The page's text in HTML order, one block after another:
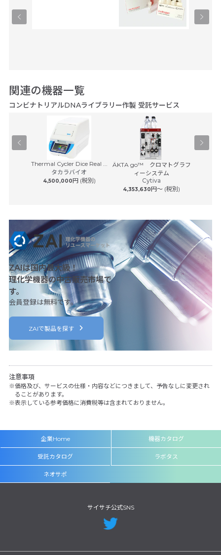
関連の機器一覧
コンビナトリアルDNAライブラリー作製 受託サービス
Thermal Cycler Dice Real ...
タカラバイオ
4,500,000円 (税別)
ÄKTA go™ クロマトグラフ
ィーシステム
Cytiva
4,353,630円〜 (税別)
ZAIは国内最大級！
理化学機器の中古販売市場で
す。
会員登録は無料です。
ZAIで製品を探す
注意事項
価格及び、サービスの仕様・内容などにつきまして、予告なしに変更され
ることがあります。
表示している参考価格に消費税等は含まれておりません。
企業Home 機器カタログ
受託カタログ ラボタス
ネオサポ
サイサチ公式SNS